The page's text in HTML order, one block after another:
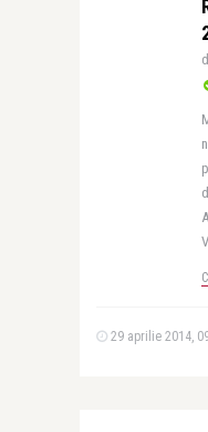
29 aprilie 2014,